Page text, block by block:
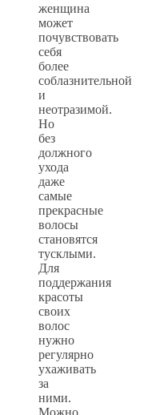
женщина
может
почувствовать
себя
более
соблазнительной
и
неотразимой.
Но
без
должного
ухода
даже
самые
прекрасные
волосы
становятся
тусклыми.
Для
поддержания
красоты
своих
волос
нужно
регулярно
ухаживать
за
ними.
Можно